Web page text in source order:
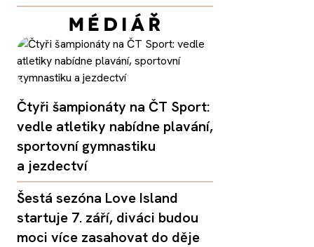
Čtyři šampionáty na ČT Sport:
vedle atletiky nabídne plavání,
sportovní gymnastiku
a jezdectví
Šestá sezóna Love Island
startuje 7. září, diváci budou
moci více zasahovat do děje